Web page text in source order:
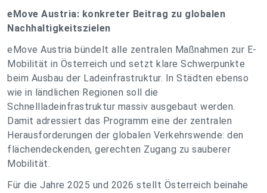
eMove Austria: konkreter Beitrag zu globalen
Nachhaltigkeitszielen
eMove Austria bündelt alle zentralen Maßnahmen zur E-
Mobilität in Österreich und setzt klare Schwerpunkte
beim Ausbau der Ladeinfrastruktur. In Städten ebenso
wie in ländlichen Regionen soll die
Schnellladeinfrastruktur massiv ausgebaut werden.
Damit adressiert das Programm eine der zentralen
Herausforderungen der globalen Verkehrswende: den
flächendeckenden, gerechten Zugang zu sauberer
Mobilität.
Für die Jahre 2025 und 2026 stellt Österreich beinahe